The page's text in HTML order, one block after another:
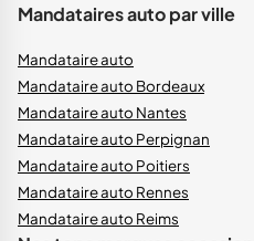
Mandataires auto par ville
Mandataire auto
Mandataire auto Bordeaux
Mandataire auto Nantes
Mandataire auto Perpignan
Mandataire auto Poitiers
Mandataire auto Rennes
Mandataire auto Reims